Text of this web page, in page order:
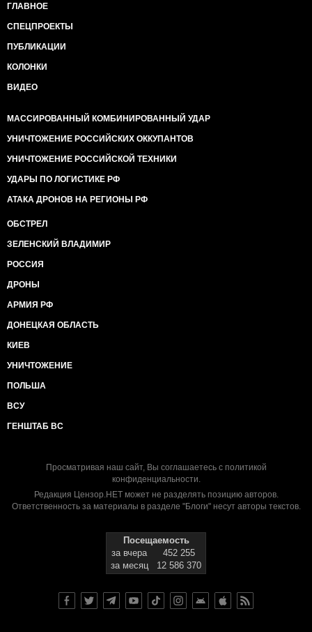
ГЛАВНОЕ
СПЕЦПРОЕКТЫ
ПУБЛИКАЦИИ
КОЛОНКИ
ВИДЕО
МАССИРОВАННЫЙ КОМБИНИРОВАННЫЙ УДАР
УНИЧТОЖЕНИЕ РОССИЙСКИХ ОККУПАНТОВ
УНИЧТОЖЕНИЕ РОССИЙСКОЙ ТЕХНИКИ
УДАРЫ ПО ЛОГИСТИКЕ РФ
АТАКА ДРОНОВ НА РЕГИОНЫ РФ
ОБСТРЕЛ
ЗЕЛЕНСКИЙ ВЛАДИМИР
РОССИЯ
ДРОНЫ
АРМИЯ РФ
ДОНЕЦКАЯ ОБЛАСТЬ
КИЕВ
УНИЧТОЖЕНИЕ
ПОЛЬША
ВСУ
ГЕНШТАБ ВС
Просматривая наш сайт, Вы соглашаетесь с политикой
конфиденциальности.
Редакция Цензор.НЕТ может не разделять позицию авторов.
Ответственность за материалы в разделе "Блоги" несут авторы текстов.
Посещаемость
за вчера
452 255
за месяц
12 586 370